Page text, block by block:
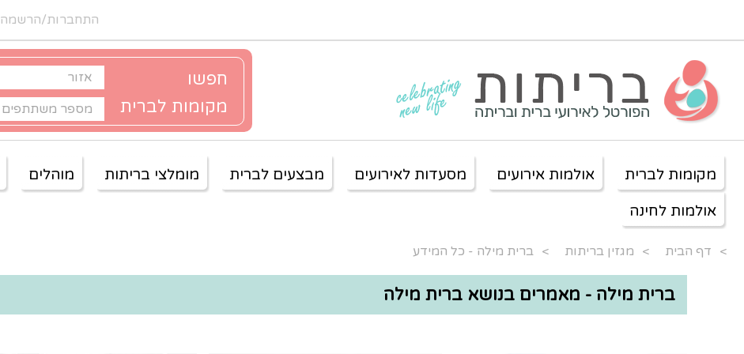
התחברות/הרשמה
חפשו
מקומות לברית
מקומות לברית אולמות אירועים מסעדות לאירועים מבצעים לברית מומלצי בריתות מוהלים
אולמות לחינה
> דף הבית > מגזין בריתות > ברית מילה - כל המידע
ברית מילה - מאמרים בנושא ברית מילה